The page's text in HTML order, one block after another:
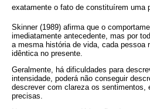
exatamente o fato de constituírem uma
Skinner (1989) afirma que o
imediatamente antecedente, mas por
a mesma história de vida, cada pessoa
idêntica no presente.
Geralmente, há dificuldades para
intensidade, poderá não conseguir
descrever com clareza os sentimentos,
precisas.